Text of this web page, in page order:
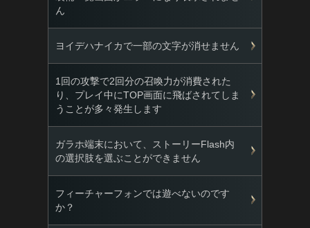
ん
ヨイデハナイカで一部の文字が消せません
1回の攻撃で2回分の召喚力が消費された
り、プレイ中にTOP画面に飛ばされてしま
うことが多々発生します
ガラホ端末において、ストーリーFlash内
の選択肢を選ぶことができません
フィーチャーフォンでは遊べないのです
か？